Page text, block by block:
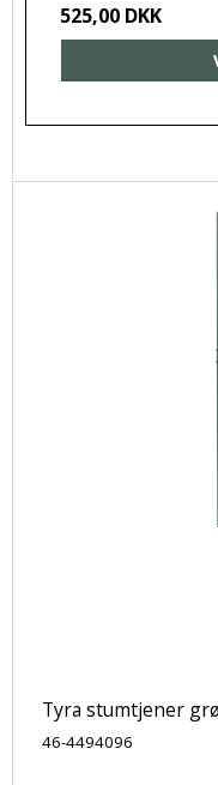
525,00 DKK
Tyra stumtjener
46-4494096